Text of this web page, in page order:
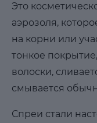
Это
аэрозоля,
на корни или
тонкое
волоски,
смывается
Спреи стали